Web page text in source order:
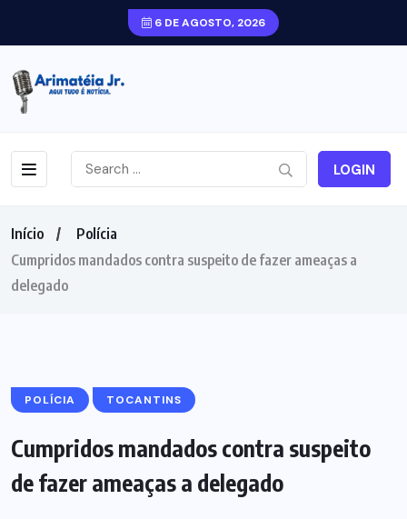
6 DE AGOSTO, 2026
LOGIN
Início
Polícia
Cumpridos mandados contra suspeito de fazer ameaças a
delegado
POLÍCIA TOCANTINS
Cumpridos mandados contra suspeito
de fazer ameaças a delegado